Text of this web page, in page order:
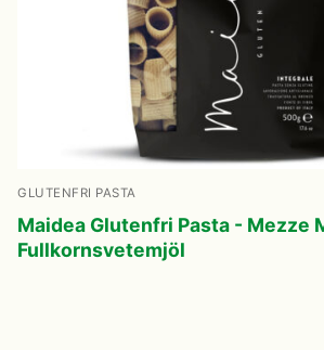
GLUTENFRI PASTA
Maidea Glutenfri Pasta - Mezze
Fullkornsvetemjöl